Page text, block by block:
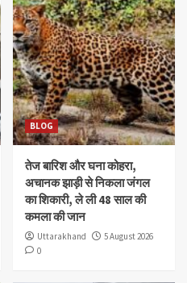
BLOG
तेज बारिश और घना कोहरा,
अचानक झाड़ी से निकला जंगल
का शिकारी, ले ली 48 साल की
कमला की जान
Uttarakhand
5 August 2026
0